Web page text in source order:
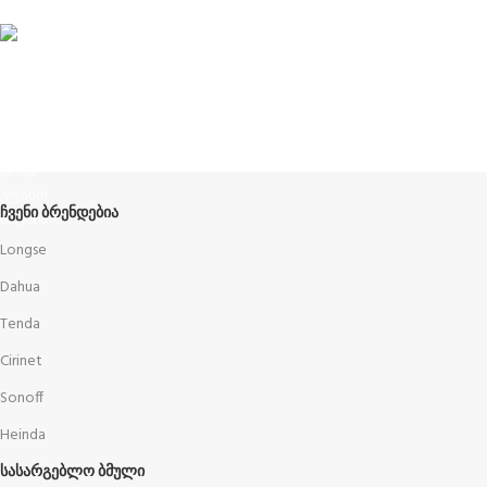
ᲩᲕᲔᲜᲘ ᲑᲠᲔᲜᲓᲔᲑᲘᲐ
Longse
Dahua
Tenda
Cirinet
Sonoff
Heinda
ᲡᲐᲡᲐᲠᲒᲔᲑᲚᲝ ᲑᲛᲣᲚᲘ